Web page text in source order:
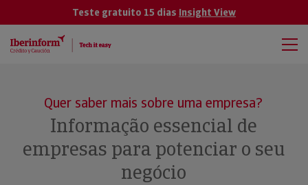
Teste gratuito 15 dias Insight View
Quer saber mais sobre uma empresa?
Informação essencial de
empresas para potenciar o seu
negócio